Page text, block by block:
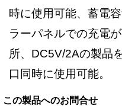
時に使用可能、蓄電
ラーパネルでの充電
所、DC5V/2Aの製品
口同時に使用可能。
この製品へのお問合せ